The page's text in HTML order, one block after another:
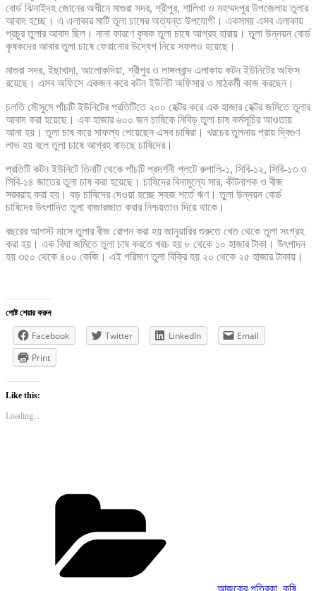
বোর্ড ঝিনাইদহ জোনের অধীনে মাগুরা সদর, শ্রীপুর, শালিখা ও মহম্মদপুর উপজেলায় তুলার
আবাদ হচ্ছে। এ এলাকার মাটি তুলা চাষের অত্যন্ত উপযোগী। একসময় এসব এলাকায়
প্রচুর তুলার আবাদ ছিল। নানা কারণে কৃষক তুলা চাষে আগ্রহ হারায়। তুলা উন্নয়ন বোর্ড
কৃষকদের আবার তুলা চাষে ফেরানোর উদ্যেগ নিয়ে সফলও হয়েছে।
মাগুরা সদর, ইছাখাদা, আলোকদিয়া, শ্রীপুর ও লাঙ্গলবান্দ এলাকায় কটন ইউনিটের অফিস
রয়েছে। এসব অফিসে একজন করে কটন ইউনিট অফিসার ও মাঠকর্মী কাজ করছেন।
চলতি মৌসুমে পাঁচটি ইউনিটের প্রতিটিতে ২০০ হেক্টর করে এক হাজার হেক্টর জমিতে তুলার
আবাদ করা হয়েছে। এক হাজার ৬০০ জন চাষিকে নিবিড় তুলা চাষ কর্মসূচির আওতায়
আনা হয়। তুলা চাষ করে সাফল্য পেয়েছেন এসব চাষিরা। খরচের তুলনায় প্রায় দ্বিগুণ
লাভ হয় বলে তুলা চাষে আগ্রহ বাড়ছে চাষিদের।
প্রতিটি কটন ইউনিটে তিনটি থেকে পাঁচটি প্রদর্শনী প্লটে রুপালি-১, সিবি-১২, সিবি-১৩ ও
সিবি-১৪ জাতের তুলা চাষ করা হয়েছে। চাষিদের বিনামূল্যে সার, কীটনাশক ও বীজ
সরবরাহ করা হয়। বড় চাষিদের দেওয়া হচ্ছে সহজ শর্তে ঋণ। তুলা উন্নয়ন বোর্ড
চাষিদের উৎপাদিত তুলা বাজারজাত করার নিশ্চয়তাও দিয়ে থাকে।
বছরের আগস্ট মাসে তুলার বীজ রোপন করা হয় জানুয়ারির শুরুতে খেত থেকে তুলা সংগ্রহ
করা হয়। এক বিঘা জমিতে তুলা চাষ করতে খরচ হয় ৮ থেকে ১০ হাজার টাকা। উৎপাদন
হয় ৩৫০ থেকে ৪০০ কেজি। এই পরিমাণ তুলা বিক্রি হয় ২০ থেকে ২৫ হাজার টাকায়।
পোষ্ট শেয়ার করুন
Facebook Twitter LinkedIn
Email
Print
Like this:
Loading...